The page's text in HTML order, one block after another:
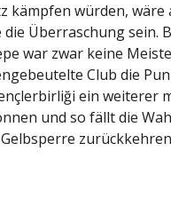
kämpfen würden, wäre
Überraschung sein.
war zwar keine
Club die
ein weiterer
und so fällt die